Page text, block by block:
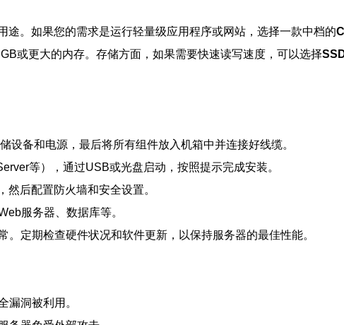
。如果您的需求是运行轻量级应用程序或网站，选择一款中档的
或更大的内存。存储方面，如果需要快速读写速度，可以选择
备和电源，最后将所有组件放入机箱中并连接好线缆。
等），通过USB或光盘启动，按照提示完成安装。
后配置防火墙和安全设置。
服务器、数据库等。
定期检查硬件状况和软件更新，以保持服务器的最佳性能。
漏洞被利用。